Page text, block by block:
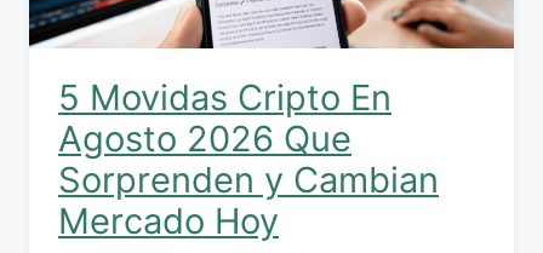
5 Movidas Cripto En
Agosto 2026 Que
Sorprenden y Cambian
Mercado Hoy